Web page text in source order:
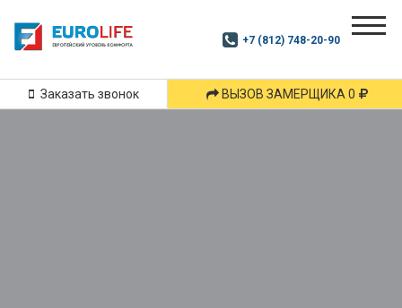
+7 (812) 748-20-90
Заказать звонок ВЫЗОВ ЗАМЕРЩИКА 0
Почитай
подпишись
Дзен